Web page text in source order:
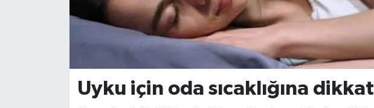
Uyku için oda sıcaklığına dikkat